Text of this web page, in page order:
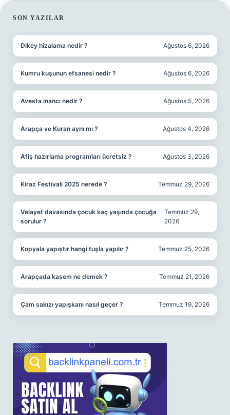
SIDEBAR
SON YAZILAR
Dikey hizalama nedir ? Ağustos 6, 2026
Kumru kuşunun efsanesi nedir ? Ağustos 6, 2026
Avesta inancı nedir ? Ağustos 5, 2026
Arapça ve Kuran aynı mı ? Ağustos 4, 2026
Afiş hazırlama programları ücretsiz ? Ağustos 3, 2026
Kiraz Festivali 2025 nerede ? Temmuz 29, 2026
Velayet davasında çocuk kaç yaşında çocuğa
sorulur ?
Temmuz 29,
2026
Kopyala yapıştır hangi tuşla yapılır ? Temmuz 25, 2026
Arapçada kasem ne demek ? Temmuz 21, 2026
Çam sakızı yapışkanı nasıl geçer ? Temmuz 19, 2026